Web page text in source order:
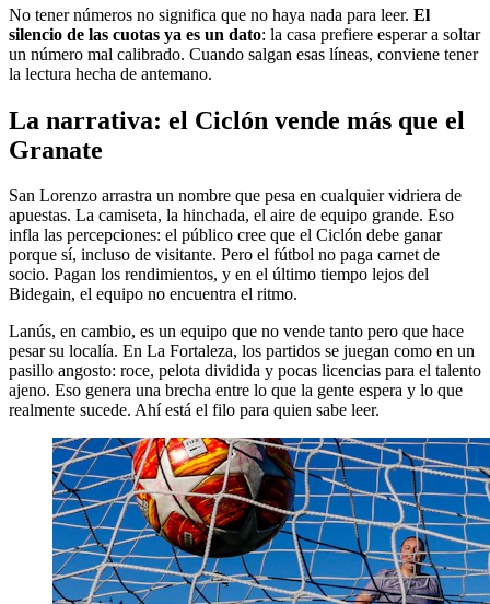
No tener números no significa que no haya nada para leer. El
silencio de las cuotas ya es un dato: la casa prefiere esperar a soltar
un número mal calibrado. Cuando salgan esas líneas, conviene tener
la lectura hecha de antemano.
La narrativa: el Ciclón vende más que el
Granate
San Lorenzo arrastra un nombre que pesa en cualquier vidriera de
apuestas. La camiseta, la hinchada, el aire de equipo grande. Eso
infla las percepciones: el público cree que el Ciclón debe ganar
porque sí, incluso de visitante. Pero el fútbol no paga carnet de
socio. Pagan los rendimientos, y en el último tiempo lejos del
Bidegain, el equipo no encuentra el ritmo.
Lanús, en cambio, es un equipo que no vende tanto pero que hace
pesar su localía. En La Fortaleza, los partidos se juegan como en un
pasillo angosto: roce, pelota dividida y pocas licencias para el talento
ajeno. Eso genera una brecha entre lo que la gente espera y lo que
realmente sucede. Ahí está el filo para quien sabe leer.